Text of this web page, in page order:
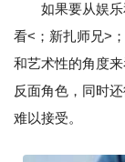
如果要从娱乐
看<；新扎师兄>
和艺术性的角度
反面角色，同时
难以接受。